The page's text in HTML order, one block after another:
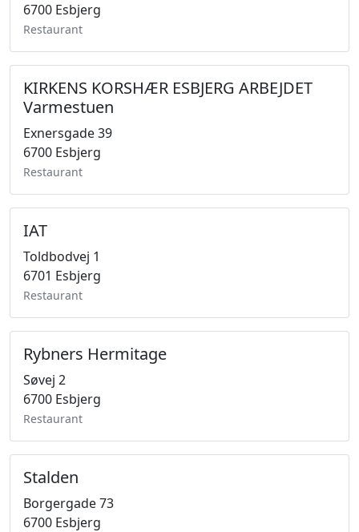
6700 Esbjerg
Restaurant
KIRKENS KORSHÆR ESBJERG ARBEJDET
Varmestuen
Exnersgade 39
6700 Esbjerg
Restaurant
IAT
Toldbodvej 1
6701 Esbjerg
Restaurant
Rybners Hermitage
Søvej 2
6700 Esbjerg
Restaurant
Stalden
Borgergade 73
6700 Esbjerg